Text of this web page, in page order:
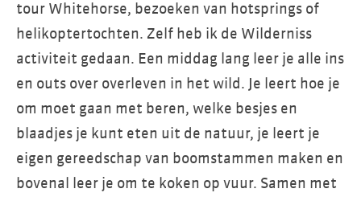
tour Whitehorse, bezoeken van hotsprings of
helikoptertochten. Zelf heb ik de Wilderniss
activiteit gedaan. Een middag lang leer je alle ins
en outs over overleven in het wild. Je leert hoe je
om moet gaan met beren, welke besjes en
blaadjes je kunt eten uit de natuur, je leert je
eigen gereedschap van boomstammen maken en
bovenal leer je om te koken op vuur. Samen met